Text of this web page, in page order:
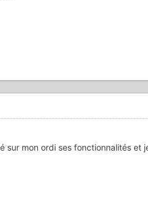
sur mon ordi ses fonctionnalités et